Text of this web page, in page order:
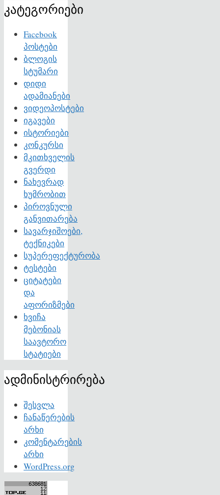
კატეგორიები
Facebook
პოსტები
ბლოგის
სტუმარი
დიდი
ადამიანები
ვიდეოპოსტები
იგავები
ისტორიები
კონკურსი
მკითხველის
გვერდი
ნახევრად
ხუმრობით
პიროვნული
განვითარება
სავარჯიშოები,
ტექნიკები
სუპერეფექტურობა
ტესტები
ციტატები
და
აფორიზმები
ხვიჩა
მებონიას
საავტორო
სტატიები
ადმინისტრირება
შესვლა
ჩანაწერების
არხი
კომენტარების
არხი
WordPress.org